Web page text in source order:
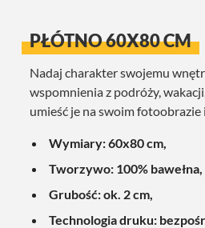
PŁÓTNO 60X80 CM
Nadaj charakter swojemu
wspomnienia z podróży,
umieść je na swoim fotoobrazie
Wymiary: 60x80 cm,
Tworzywo: 100% bawełna,
Grubość: ok. 2 cm,
Technologia druku: